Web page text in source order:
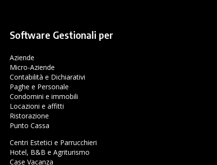
Software Gestionali per
Aziende
Micro-Aziende
Contabilità e Dichiarativi
Paghe e Personale
Condomini e immobili
Locazioni e affitti
Ristorazione
Punto Cassa
Centri Estetici e Parrucchieri
Hotel, B&B e Agriturismo
Case Vacanza